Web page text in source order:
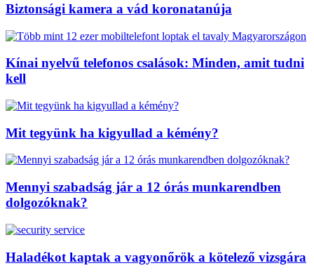
Biztonsági kamera a vád koronatanúja
Kínai nyelvű telefonos csalások: Minden, amit tudni
kell
Mit tegyünk ha kigyullad a kémény?
Mennyi szabadság jár a 12 órás munkarendben
dolgozóknak?
Haladékot kaptak a vagyonőrök a kötelező vizsgára